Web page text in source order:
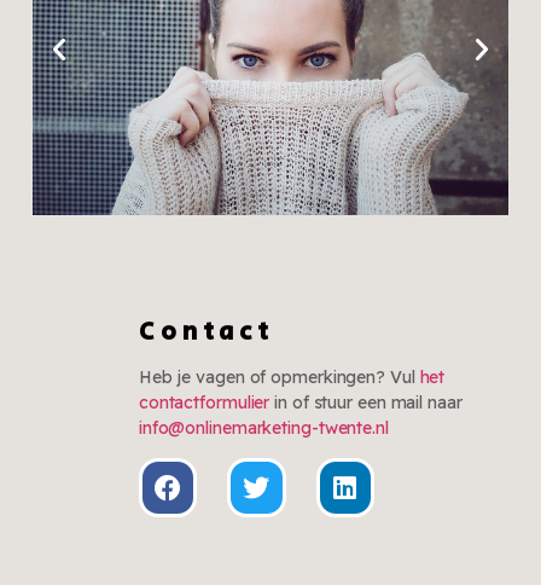
meer weg te denken
Klik hier
Contact
Heb je vagen of opmerkingen? Vul het
contactformulier in of stuur een mail naar
info@onlinemarketing-twente.nl